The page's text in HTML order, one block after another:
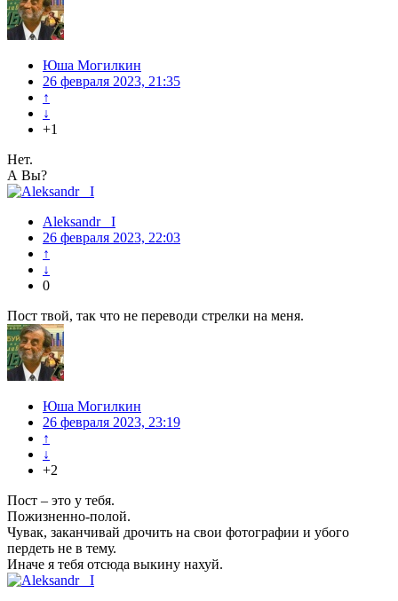
Юша Могилкин
26 февраля 2023, 21:35
↑
↓
+1
Нет.
А Вы?
Aleksandr_ I
26 февраля 2023, 22:03
↑
↓
0
Пост твой, так что не переводи стрелки на меня.
Юша Могилкин
26 февраля 2023, 23:19
↑
↓
+2
Пост – это у тебя.
Пожизненно-полой.
Чувак, заканчивай дрочить на свои фотографии и убого
пердеть не в тему.
Иначе я тебя отсюда выкину нахуй.